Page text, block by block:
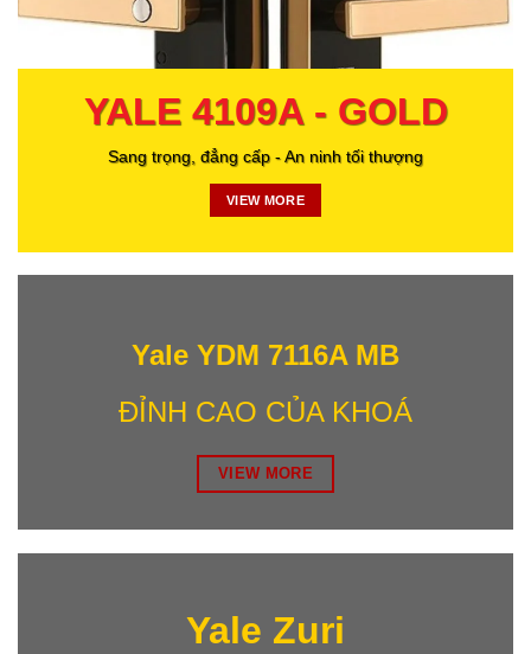
YALE 4109A - GOLD
Sang trọng, đẳng cấp - An ninh tối thượng
VIEW MORE
Yale YDM 7116A MB
ĐỈNH CAO CỦA KHOÁ
VIEW MORE
Yale Zuri